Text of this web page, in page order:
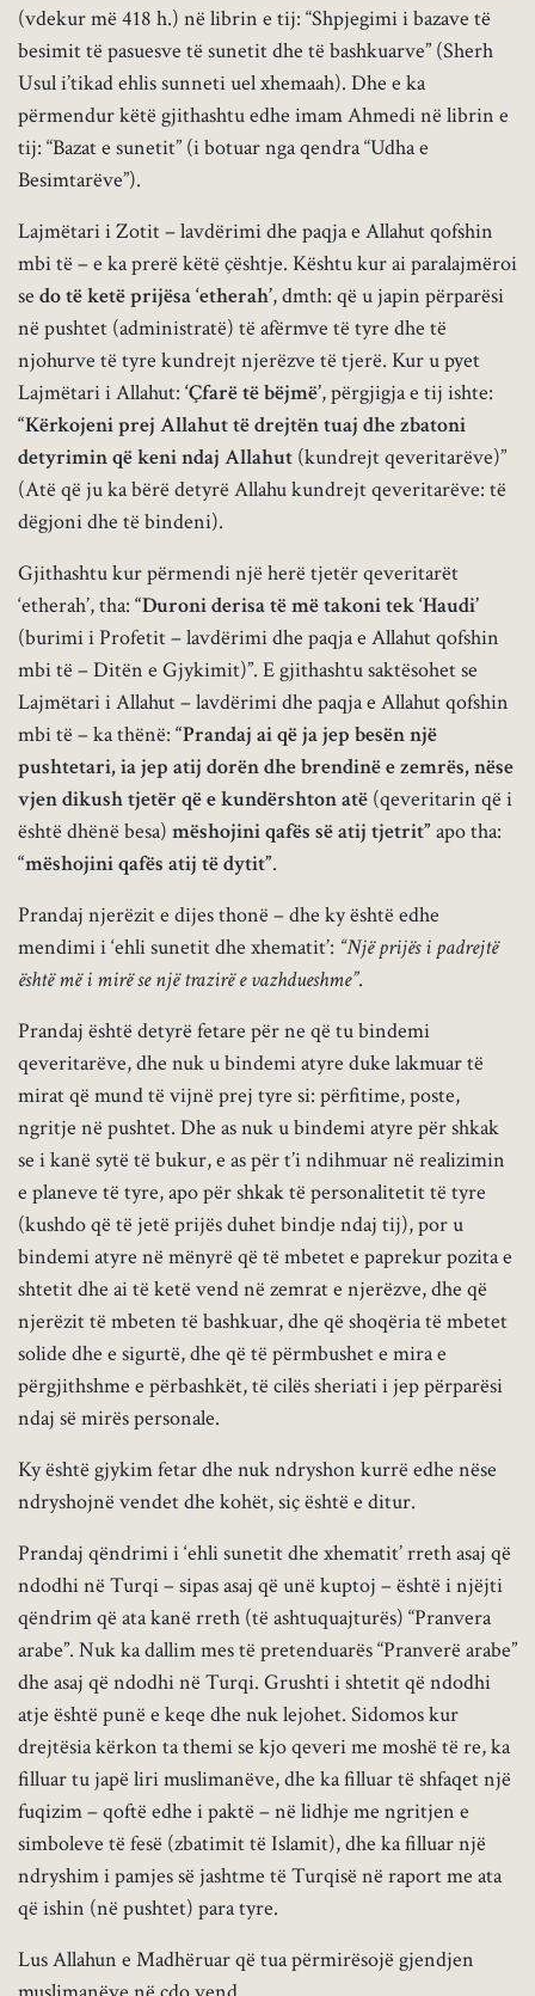
(vdekur më 418 h.) në librin e tij: “Shpjegimi i bazave të
besimit të pasuesve të sunetit dhe të bashkuarve” (Sherh
Usul i’tikad ehlis sunneti uel xhemaah). Dhe e ka
përmendur këtë gjithashtu edhe imam Ahmedi në librin e
tij: “Bazat e sunetit” (i botuar nga qendra “Udha e
Besimtarëve”).
Lajmëtari i Zotit – lavdërimi dhe paqja e Allahut qofshin
mbi të – e ka prerë këtë çështje. Kështu kur ai paralajmëroi
se do të ketë prijësa ‘etherah’, dmth: që u japin përparësi
në pushtet (administratë) të afërmve të tyre dhe të
njohurve të tyre kundrejt njerëzve të tjerë. Kur u pyet
Lajmëtari i Allahut: ‘Çfarë të bëjmë’, përgjigja e tij ishte:
“Kërkojeni prej Allahut të drejtën tuaj dhe zbatoni
detyrimin që keni ndaj Allahut (kundrejt qeveritarëve)”
(Atë që ju ka bërë detyrë Allahu kundrejt qeveritarëve: të
dëgjoni dhe të bindeni).
Gjithashtu kur përmendi një herë tjetër qeveritarët
‘etherah’, tha: “Duroni derisa të më takoni tek ‘Haudi’
(burimi i Profetit – lavdërimi dhe paqja e Allahut qofshin
mbi të – Ditën e Gjykimit)”. E gjithashtu saktësohet se
Lajmëtari i Allahut – lavdërimi dhe paqja e Allahut qofshin
mbi të – ka thënë: “Prandaj ai që ja jep besën një
pushtetari, ia jep atij dorën dhe brendinë e zemrës, nëse
vjen dikush tjetër që e kundërshton atë (qeveritarin që i
është dhënë besa) mëshojini qafës së atij tjetrit” apo tha:
“mëshojini qafës atij të dytit”.
Prandaj njerëzit e dijes thonë – dhe ky është edhe
mendimi i ‘ehli sunetit dhe xhematit’: “Një prijës i padrejtë
është më i mirë se një trazirë e vazhdueshme”.
Prandaj është detyrë fetare për ne që tu bindemi
qeveritarëve, dhe nuk u bindemi atyre duke lakmuar të
mirat që mund të vijnë prej tyre si: përfitime, poste,
ngritje në pushtet. Dhe as nuk u bindemi atyre për shkak
se i kanë sytë të bukur, e as për t’i ndihmuar në realizimin
e planeve të tyre, apo për shkak të personalitetit të tyre
(kushdo që të jetë prijës duhet bindje ndaj tij), por u
bindemi atyre në mënyrë që të mbetet e paprekur pozita e
shtetit dhe ai të ketë vend në zemrat e njerëzve, dhe që
njerëzit të mbeten të bashkuar, dhe që shoqëria të mbetet
solide dhe e sigurtë, dhe që të përmbushet e mira e
përgjithshme e përbashkët, të cilës sheriati i jep përparësi
ndaj së mirës personale.
Ky është gjykim fetar dhe nuk ndryshon kurrë edhe nëse
ndryshojnë vendet dhe kohët, siç është e ditur.
Prandaj qëndrimi i ‘ehli sunetit dhe xhematit’ rreth asaj që
ndodhi në Turqi – sipas asaj që unë kuptoj – është i njëjti
qëndrim që ata kanë rreth (të ashtuquajturës) “Pranvera
arabe”. Nuk ka dallim mes të pretenduarës “Pranverë arabe”
dhe asaj që ndodhi në Turqi. Grushti i shtetit që ndodhi
atje është punë e keqe dhe nuk lejohet. Sidomos kur
drejtësia kërkon ta themi se kjo qeveri me moshë të re, ka
filluar tu japë liri muslimanëve, dhe ka filluar të shfaqet një
fuqizim – qoftë edhe i paktë – në lidhje me ngritjen e
simboleve të fesë (zbatimit të Islamit), dhe ka filluar një
ndryshim i pamjes së jashtme të Turqisë në raport me ata
që ishin (në pushtet) para tyre.
Lus Allahun e Madhëruar që tua përmirësojë gjendjen